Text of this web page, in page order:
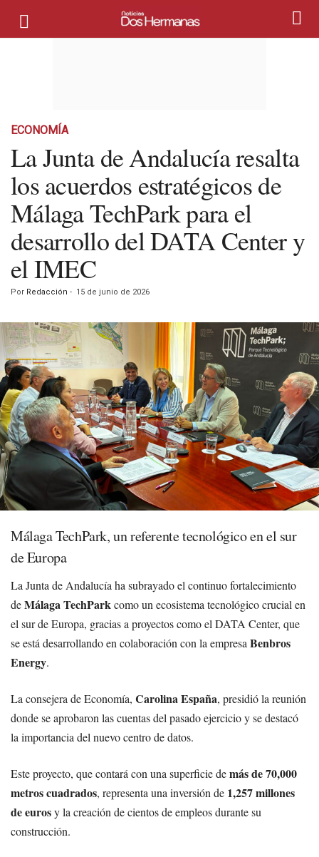
ECONOMÍA
La Junta de Andalucía resalta
los acuerdos estratégicos de
Málaga TechPark para el
desarrollo del DATA Center y
el IMEC
Por Redacción - 15 de junio de 2026
Málaga TechPark, un referente tecnológico en el sur
de Europa
La Junta de Andalucía ha subrayado el continuo fortalecimiento
deMálaga TechParkcomo un ecosistema tecnológico crucial en
el sur de Europa, gracias a proyectos como el DATA Center, que
se está desarrollando en colaboración con la empresa Benbros
Energy.
La consejera de Economía, Carolina España, presidió la reunión
donde se aprobaron las cuentas del pasado ejercicio y se destacó
la importancia del nuevo centro de datos.
Este proyecto, que contará con una superficie demás de 70,000
metros cuadrados, representa una inversión de 1,257 millones
de eurosy la creación de cientos de empleos durante su
construcción.